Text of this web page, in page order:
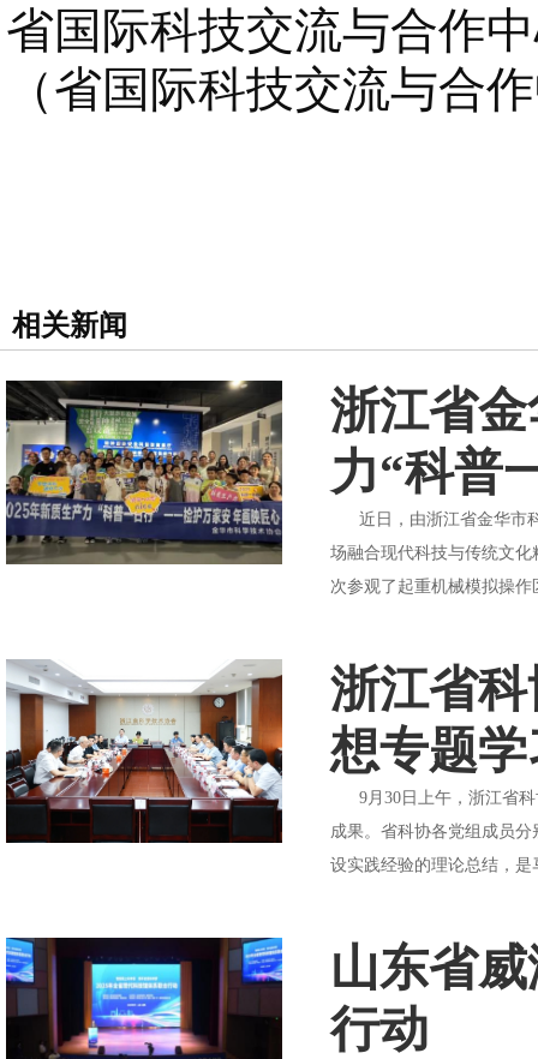
省国际科技交流与合作
（省国际科技交流与合
相关新闻
浙江省
力“科普
近日，由浙江省金华市科
场融合现代科技与传统文
次参观了起重机械模拟操
浙江省
想专题
9月30日上午，浙江省科
成果。省科协各党组成员
设实践经验的理论总结，
山东省
行动